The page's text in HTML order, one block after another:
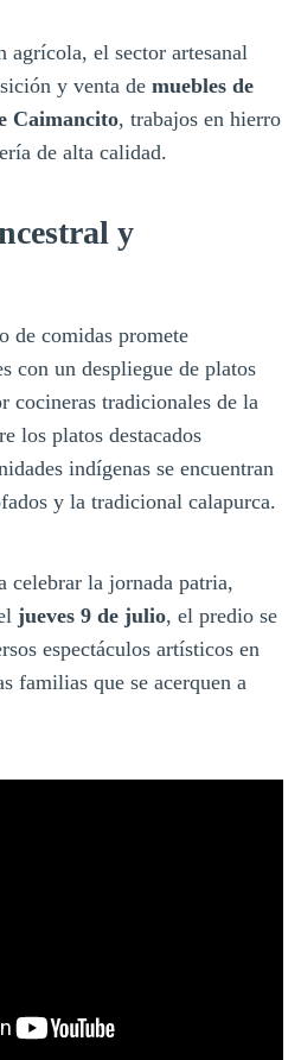
agrícola, el sector artesanal
y venta de muebles de
Caimancito, trabajos en hierro
de alta calidad.
y
de comidas promete
con un despliegue de platos
cocineras tradicionales de la
los platos destacados
indígenas se encuentran
y la tradicional calapurca.
celebrar la jornada patria,
jueves 9 de julio, el predio se
espectáculos artísticos en
familias que se acerquen a